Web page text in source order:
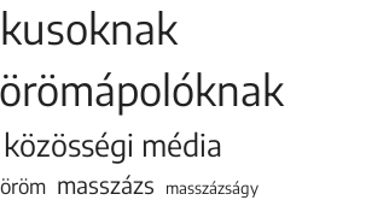
közösségi média
masszázs masszázságy